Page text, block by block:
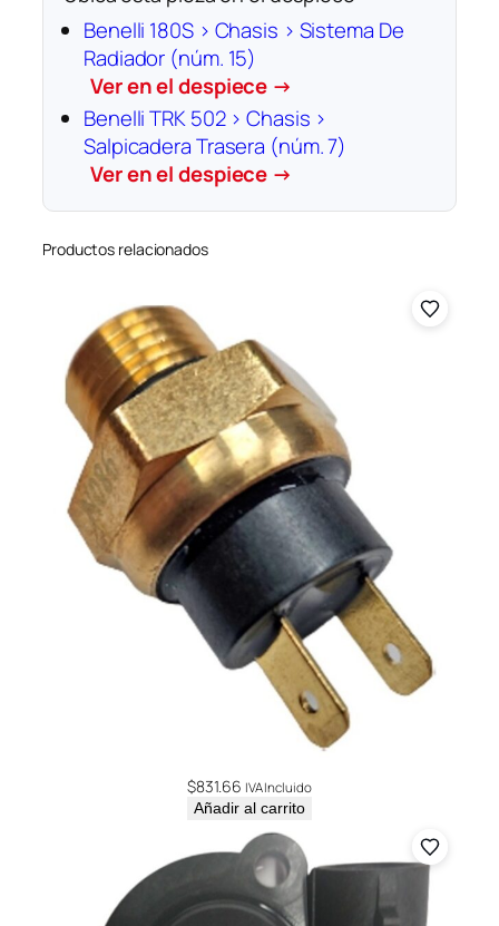
Benelli 180S › Chasis › Sistema De
Radiador (núm. 15)
Ver en el despiece →
Benelli TRK 502 › Chasis ›
Salpicadera Trasera (núm. 7)
Ver en el despiece →
Productos relacionados
$831.66 IVA Incluido
Añadir al carrito